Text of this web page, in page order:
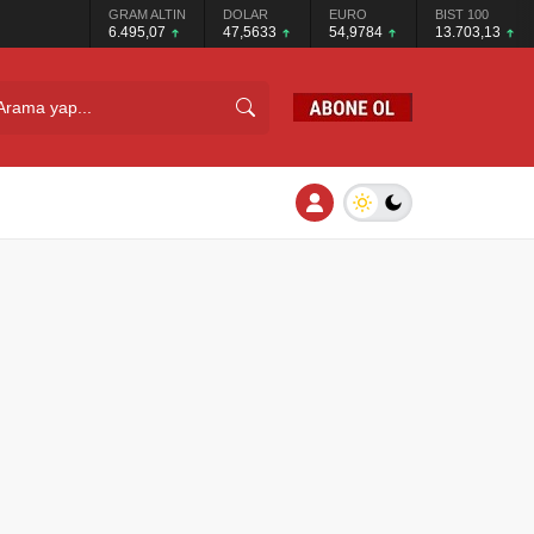
GRAM ALTIN
6.495,07
DOLAR
47,5633
EURO
54,9784
BIST 100
13.703,13